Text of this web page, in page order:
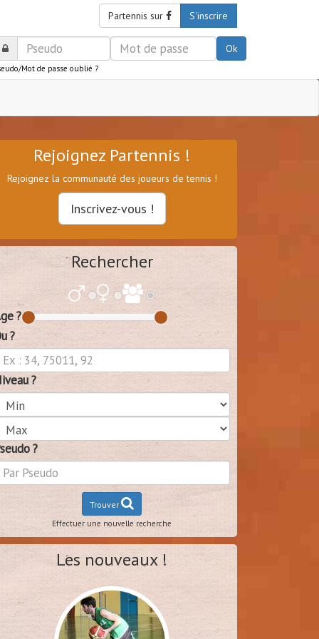
Partennis sur S'inscrire
Ok
Mot de passe oublié ?
Rejoignez Partennis !
Rejoignez la communauté des joueurs de tennis !
Inscrivez-vous !
Rechercher
?
?
?
?
Trouver
Effectuer une nouvelle recherche
Les nouveaux !